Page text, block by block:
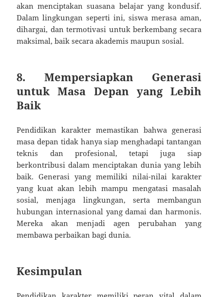
akan menciptakan suasana belajar yang kondusif.
Dalam lingkungan seperti ini, siswa merasa aman,
dihargai, dan termotivasi untuk berkembang secara
maksimal, baik secara akademis maupun sosial.
8. Mempersiapkan Generasi
untuk Masa Depan yang Lebih
Baik
Pendidikan karakter memastikan bahwa generasi
masa depan tidak hanya siap menghadapi tantangan
teknis dan profesional, tetapi juga siap
berkontribusi dalam menciptakan dunia yang lebih
baik. Generasi yang memiliki nilai-nilai karakter
yang kuat akan lebih mampu mengatasi masalah
sosial, menjaga lingkungan, serta membangun
hubungan internasional yang damai dan harmonis.
Mereka akan menjadi agen perubahan yang
membawa perbaikan bagi dunia.
Kesimpulan